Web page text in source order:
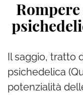
Il saggio, tratto
psichedelica
potenzialità